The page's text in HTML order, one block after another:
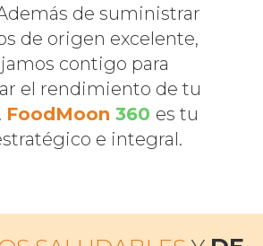
de suministrar
de origen excelente,
contigo para
el rendimiento de tu
FoodMoon 360 es tu
e integral.